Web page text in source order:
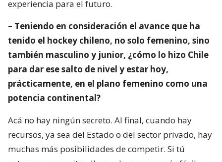
experiencia para el futuro.
– Teniendo en consideración el avance que ha
tenido el hockey chileno, no solo femenino, sino
también masculino y junior, ¿cómo lo hizo Chile
para dar ese salto de nivel y estar hoy,
prácticamente, en el plano femenino como una
potencia continental?
Acá no hay ningún secreto. Al final, cuando hay
recursos, ya sea del Estado o del sector privado, hay
muchas más posibilidades de competir. Si tú